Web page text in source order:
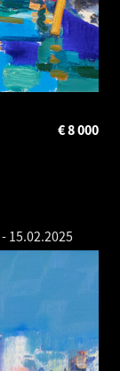
8 000
€
- 15.02.2025